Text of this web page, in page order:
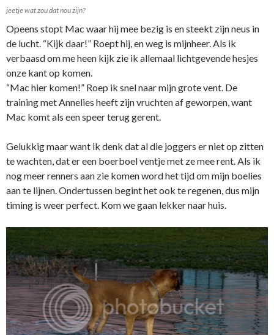
jeetje wat zou dat nou zijn?
Opeens stopt Mac waar hij mee bezig is en steekt zijn neus in
de lucht. “Kijk daar!” Roept hij, en weg is mijnheer. Als ik
verbaasd om me heen kijk zie ik allemaal lichtgevende hesjes
onze kant op komen.
“Mac hier komen!” Roep ik snel naar mijn grote vent. De
training met Annelies heeft zijn vruchten af geworpen, want
Mac komt als een speer terug gerent.
Gelukkig maar want ik denk dat al die joggers er niet op zitten
te wachten, dat er een boerboel ventje met ze mee rent. Als ik
nog meer renners aan zie komen word het tijd om mijn boelies
aan te lijnen. Ondertussen begint het ook te regenen, dus mijn
timing is weer perfect. Kom we gaan lekker naar huis.